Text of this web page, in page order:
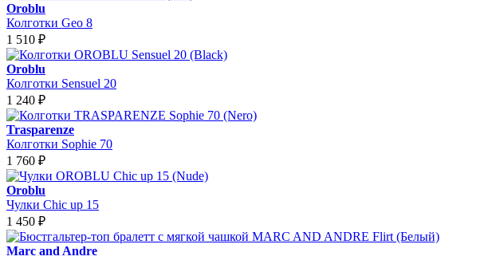
Oroblu
Колготки Geo 8
1 510 ₽
Oroblu
Колготки Sensuel 20
1 240 ₽
Trasparenze
Колготки Sophie 70
1 760 ₽
Oroblu
Чулки Chic up 15
1 450 ₽
Marc and Andre